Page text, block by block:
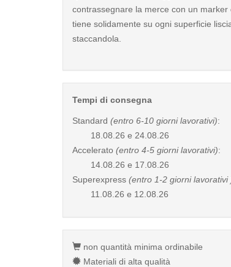
contrassegnare la merce con un marker
tiene solidamente su ogni superficie
staccandola.
Tempi di consegna
Standard (entro 6-10 giorni lavorativi):
18.08.26 e 24.08.26
Accelerato (entro 4-5 giorni lavorativi):
14.08.26 e 17.08.26
Superexpress (entro 1-2 giorni lavorativi
11.08.26 e 12.08.26
non quantità minima ordinabile
Materiali di alta qualità